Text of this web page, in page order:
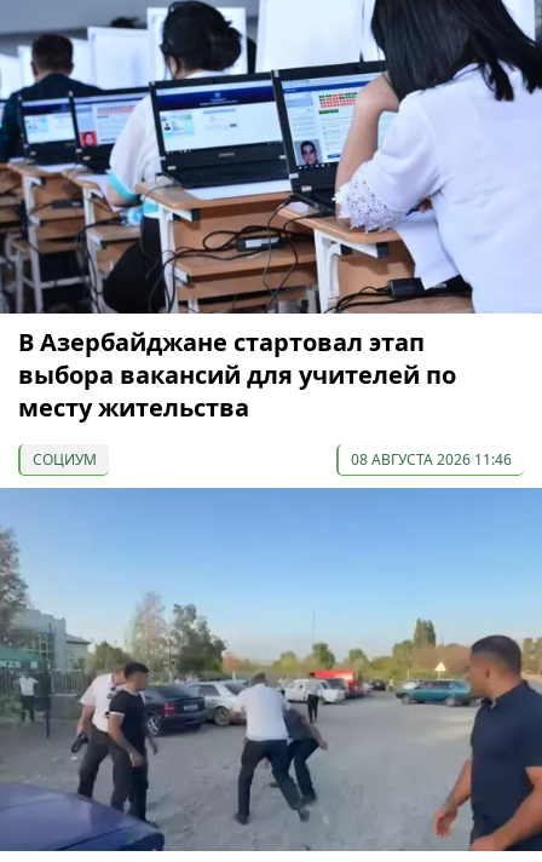
В Азербайджане стартовал этап
выбора вакансий для учителей по
месту жительства
СОЦИУМ 08 АВГУСТА 2026 11:46